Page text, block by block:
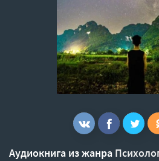
Аудиокнига из жанра